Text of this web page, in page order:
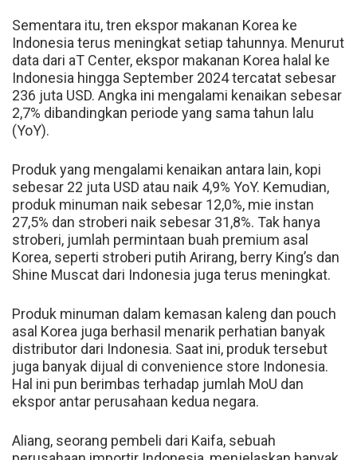
Sementara itu, tren ekspor makanan Korea ke
Indonesia terus meningkat setiap tahunnya. Menurut
data dari aT Center, ekspor makanan Korea halal ke
Indonesia hingga September 2024 tercatat sebesar
236 juta USD. Angka ini mengalami kenaikan sebesar
2,7% dibandingkan periode yang sama tahun lalu
(YoY).
Produk yang mengalami kenaikan antara lain, kopi
sebesar 22 juta USD atau naik 4,9% YoY. Kemudian,
produk minuman naik sebesar 12,0%, mie instan
27,5% dan stroberi naik sebesar 31,8%. Tak hanya
stroberi, jumlah permintaan buah premium asal
Korea, seperti stroberi putih Arirang, berry King’s dan
Shine Muscat dari Indonesia juga terus meningkat.
Produk minuman dalam kemasan kaleng dan pouch
asal Korea juga berhasil menarik perhatian banyak
distributor dari Indonesia. Saat ini, produk tersebut
juga banyak dijual di convenience store Indonesia.
Hal ini pun berimbas terhadap jumlah MoU dan
ekspor antar perusahaan kedua negara.
Aliang, seorang pembeli dari Kaifa, sebuah